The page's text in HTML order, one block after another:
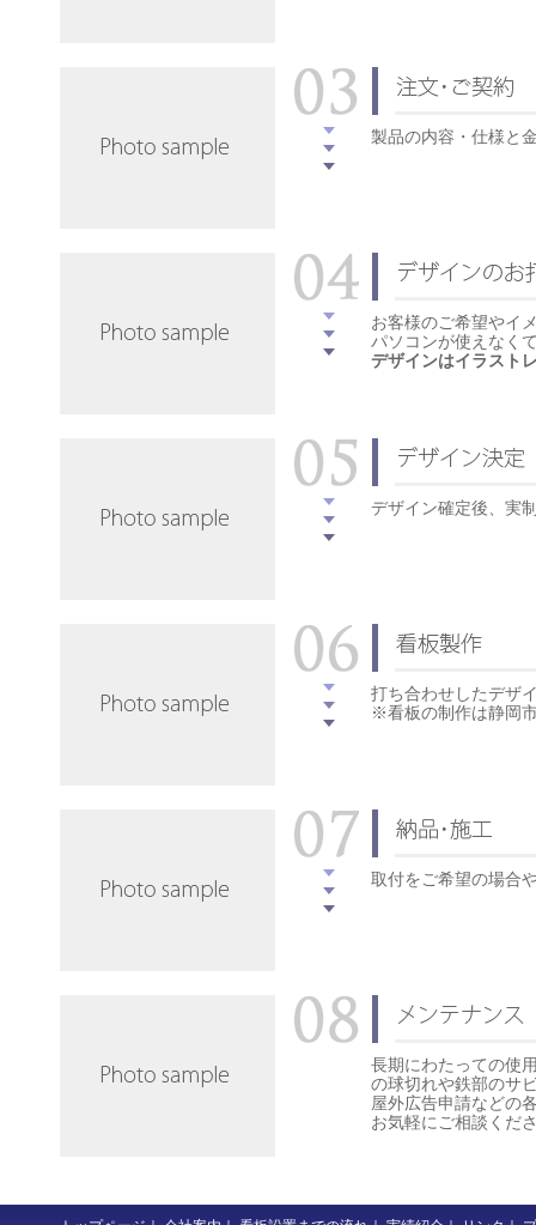
製品の内容・仕様と
お客様のご希望やイ
パソコンが使えなく
デザインはイラスト
デザイン確定後、実
打ち合わせしたデザ
※看板の制作は静岡
取付をご希望の場合
長期にわたっての使
の球切れや鉄部のサ
屋外広告申請などの
お気軽にご相談くだ